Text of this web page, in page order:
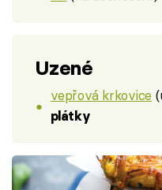
Uzené
vepřová krkovice
plátky